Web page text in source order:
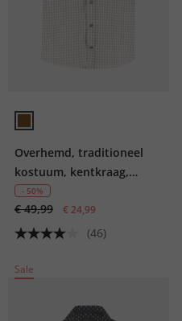
Overhemd, traditioneel
kostuum, kentkraag,
Modern-Fit
- 50%
€ 49,99 € 24,99
(46)
Sale